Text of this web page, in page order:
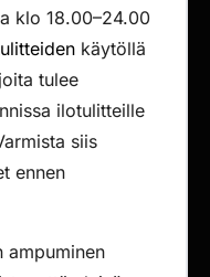
klo 18.00–24.00
käytöllä
tulee
ilotulitteille
siis
ennen
ampuminen